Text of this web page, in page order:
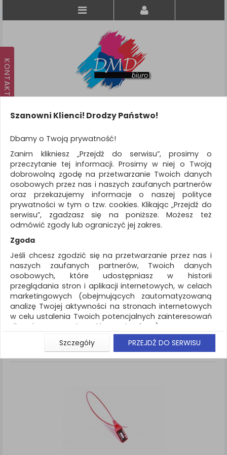
KATEGORIE
WSZYSTKIE KATEGORIE
FILTRY
REKLAMA
AKTUALNOŚCI
Archiwizacja dokumentów Plomby
ZNALEZIONYCH PRODUKTÓW: 1 Porównaj (0 )
Sortuj po Standardowe
Siatka Lista
Szanowni Klienci! Drodzy Państwo!
Dbamy o Twoją prywatność!
Zanim klikniesz „Przejdź do serwisu”, prosimy o
przeczytanie tej informacji. Prosimy w niej o Twoją
dobrowolną zgodę na przetwarzanie Twoich danych
osobowych przez nas i naszych zaufanych partnerów
oraz przekazujemy informacje o naszej polityce
prywatności w tym o tzw. cookies. Klikając „Przejdź do
serwisu”, zgadzasz się na poniższe. Możesz też
odmówić zgody lub ograniczyć jej zakres.
Zgoda
Jeśli chcesz zgodzić się na przetwarzanie przez nas i
naszych zaufanych partnerów, Twoich danych
osobowych, które udostępniasz w historii
przeglądania stron i aplikacji internetowych, w celach
marketingowych (obejmujących zautomatyzowaną
analizę Twojej aktywności na stronach internetowych
w celu ustalenia Twoich potencjalnych zainteresowań
dla dostosowania reklamy i oferty), w tym na
umieszczanie tzw. cookies na Twoich urządzeniach i
ich odczytywanie, kliknij przycisk „Przejdź do serwisu”.
Jeśli nie chcesz wyrazić zgody lub ograniczyć jej
znajdziesz także na podstronie z naszą polityką
prywatności obowiązującą od 25 maja 2018.
W przypadku użytkowników zalogowanych, aby
umożliwić prawidłową realizację Umowy z Państwem i
związane z tym prawidłowe działanie naszej strony
Szczegóły PRZEJDŹ DO SERWISU